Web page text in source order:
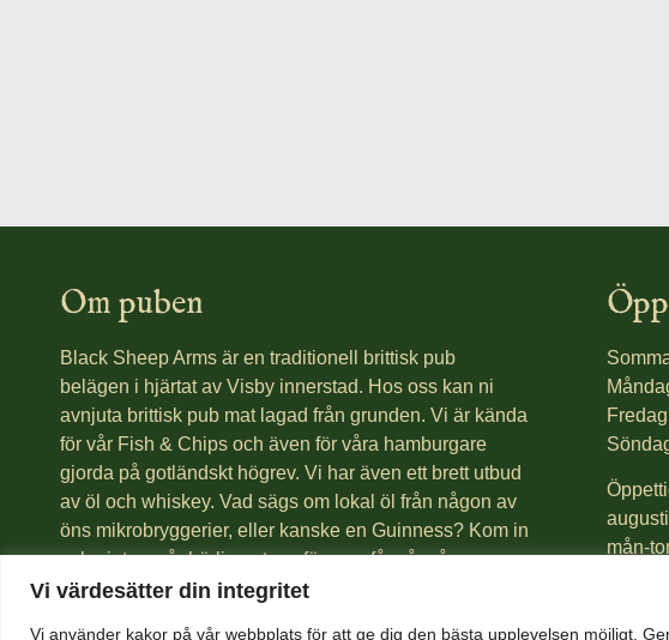
Vi värdesätter din integritet
Vi använder kakor på vår webbplats för att ge dig den bästa upplevelsen möjligt.
Om puben
Black Sheep Arms är en traditionell brittisk pub
belägen i hjärtat av Visby innerstad. Hos oss kan ni
avnjuta brittisk pub mat lagad från grunden. Vi är kända
för vår Fish & Chips och även för våra hamburgare
gjorda på gotländskt högrev. Vi har även ett brett utbud
av öl och whiskey. Vad sägs om lokal öl från någon av
öns mikrobryggerier, eller kanske en Guinness? Kom in
och njut av vår härliga atmosfär som får så många
gäster att komma åter och åter igen.
mån-
sön